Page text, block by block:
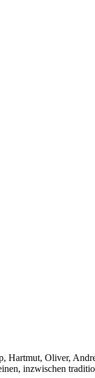
Hartmut, Oliver,
inzwischen